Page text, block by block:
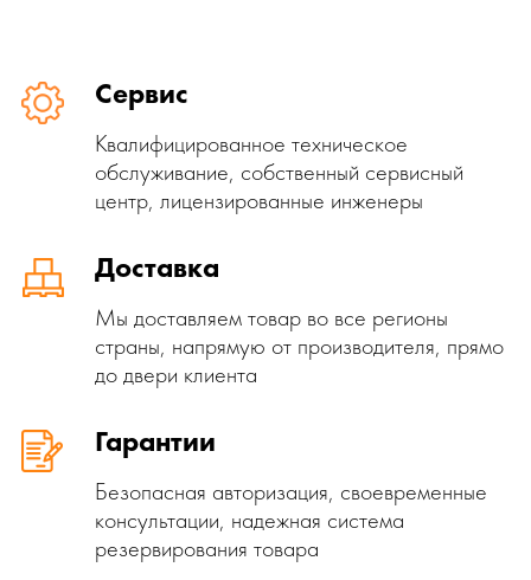
Сервис
Квалифицированное техническое
обслуживание, собственный сервисный
центр, лицензированные инженеры
Доставка
Мы доставляем товар во все регионы
страны, напрямую от производителя, прямо
до двери клиента
Гарантии
Безопасная авторизация, своевременные
консультации, надежная система
резервирования товара